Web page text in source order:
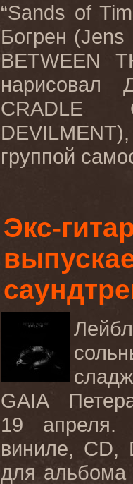
“Sands of
Богрен
BETWEEN
нарисовал
CRADLE
группой
Экс-
GAIA
19 апреля.
виниле,
для альбома